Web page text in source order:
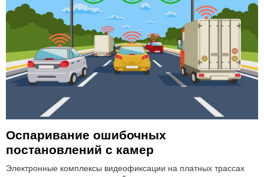
Оспаривание ошибочных
постановлений с камер
Электронные комплексы видеофиксации на платных трассах